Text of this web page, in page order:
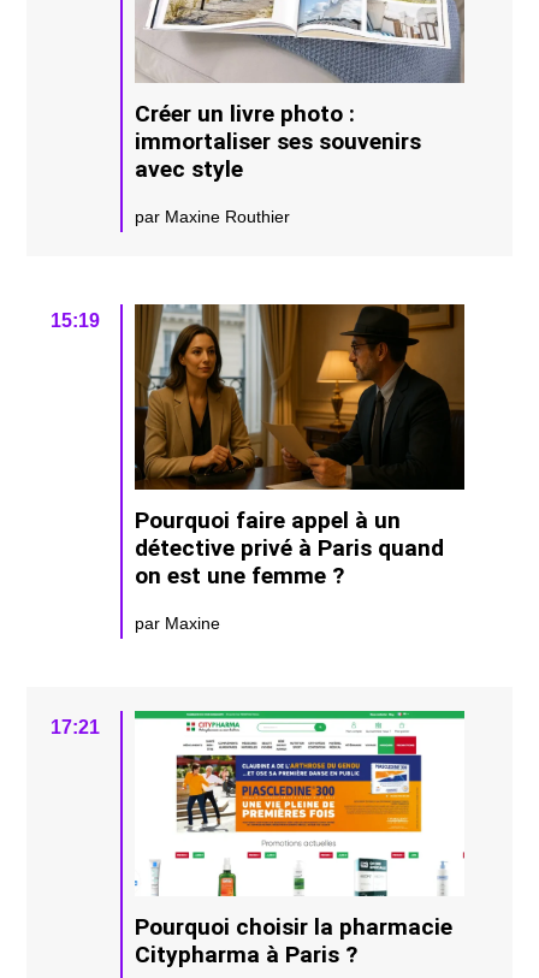
Créer un livre photo :
immortaliser ses souvenirs
avec style
par Maxine Routhier
15:19
Pourquoi faire appel à un
détective privé à Paris quand
on est une femme ?
par Maxine
17:21
Pourquoi choisir la pharmacie
Citypharma à Paris ?